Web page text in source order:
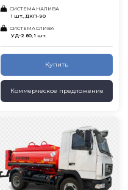
СИСТЕМА НАЛИВА
1 шт., ДКП-90
СИСТЕМА СЛИВА
УД-2 80, 1 шт.
Купить
Коммерческое предложение